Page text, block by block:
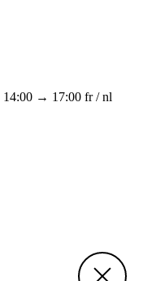
14:00 → 17:00 fr / nl